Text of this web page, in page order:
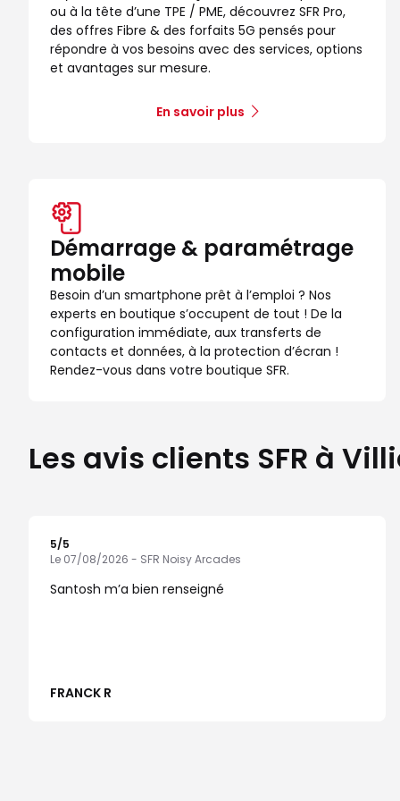
Voir la boutique
Boutique SFR Vincennes
12 avenue du Chateau
Prendre
Voir la boutique
ou à la tête d’une TPE / PME, découvrez SFR Pro,
des offres Fibre & des forfaits 5G pensés pour
répondre à vos besoins avec des services, options
et avantages sur mesure.
En savoir plus
Démarrage & paramétrage
mobile
Besoin d’un smartphone prêt à l’emploi ? Nos
experts en boutique s’occupent de tout ! De la
configuration immédiate, aux transferts de
contacts et données, à la protection d’écran !
Rendez-vous dans votre boutique SFR.
Les avis clients SFR à
5/5
Le 07/08/2026 - SFR Noisy Arcades
Santosh m’a bien renseigné
FRANCK R